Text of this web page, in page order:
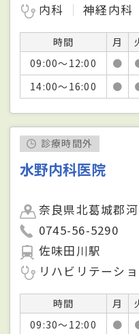
内科
神経内科
時間 月
09:00～12:00
●
14:00～16:00
●
診療時間外
水野内科医院
奈良県北葛城郡
0745-56-5290
佐味田川駅
リハビリテーシ
時間 月
09:30～12:00
●